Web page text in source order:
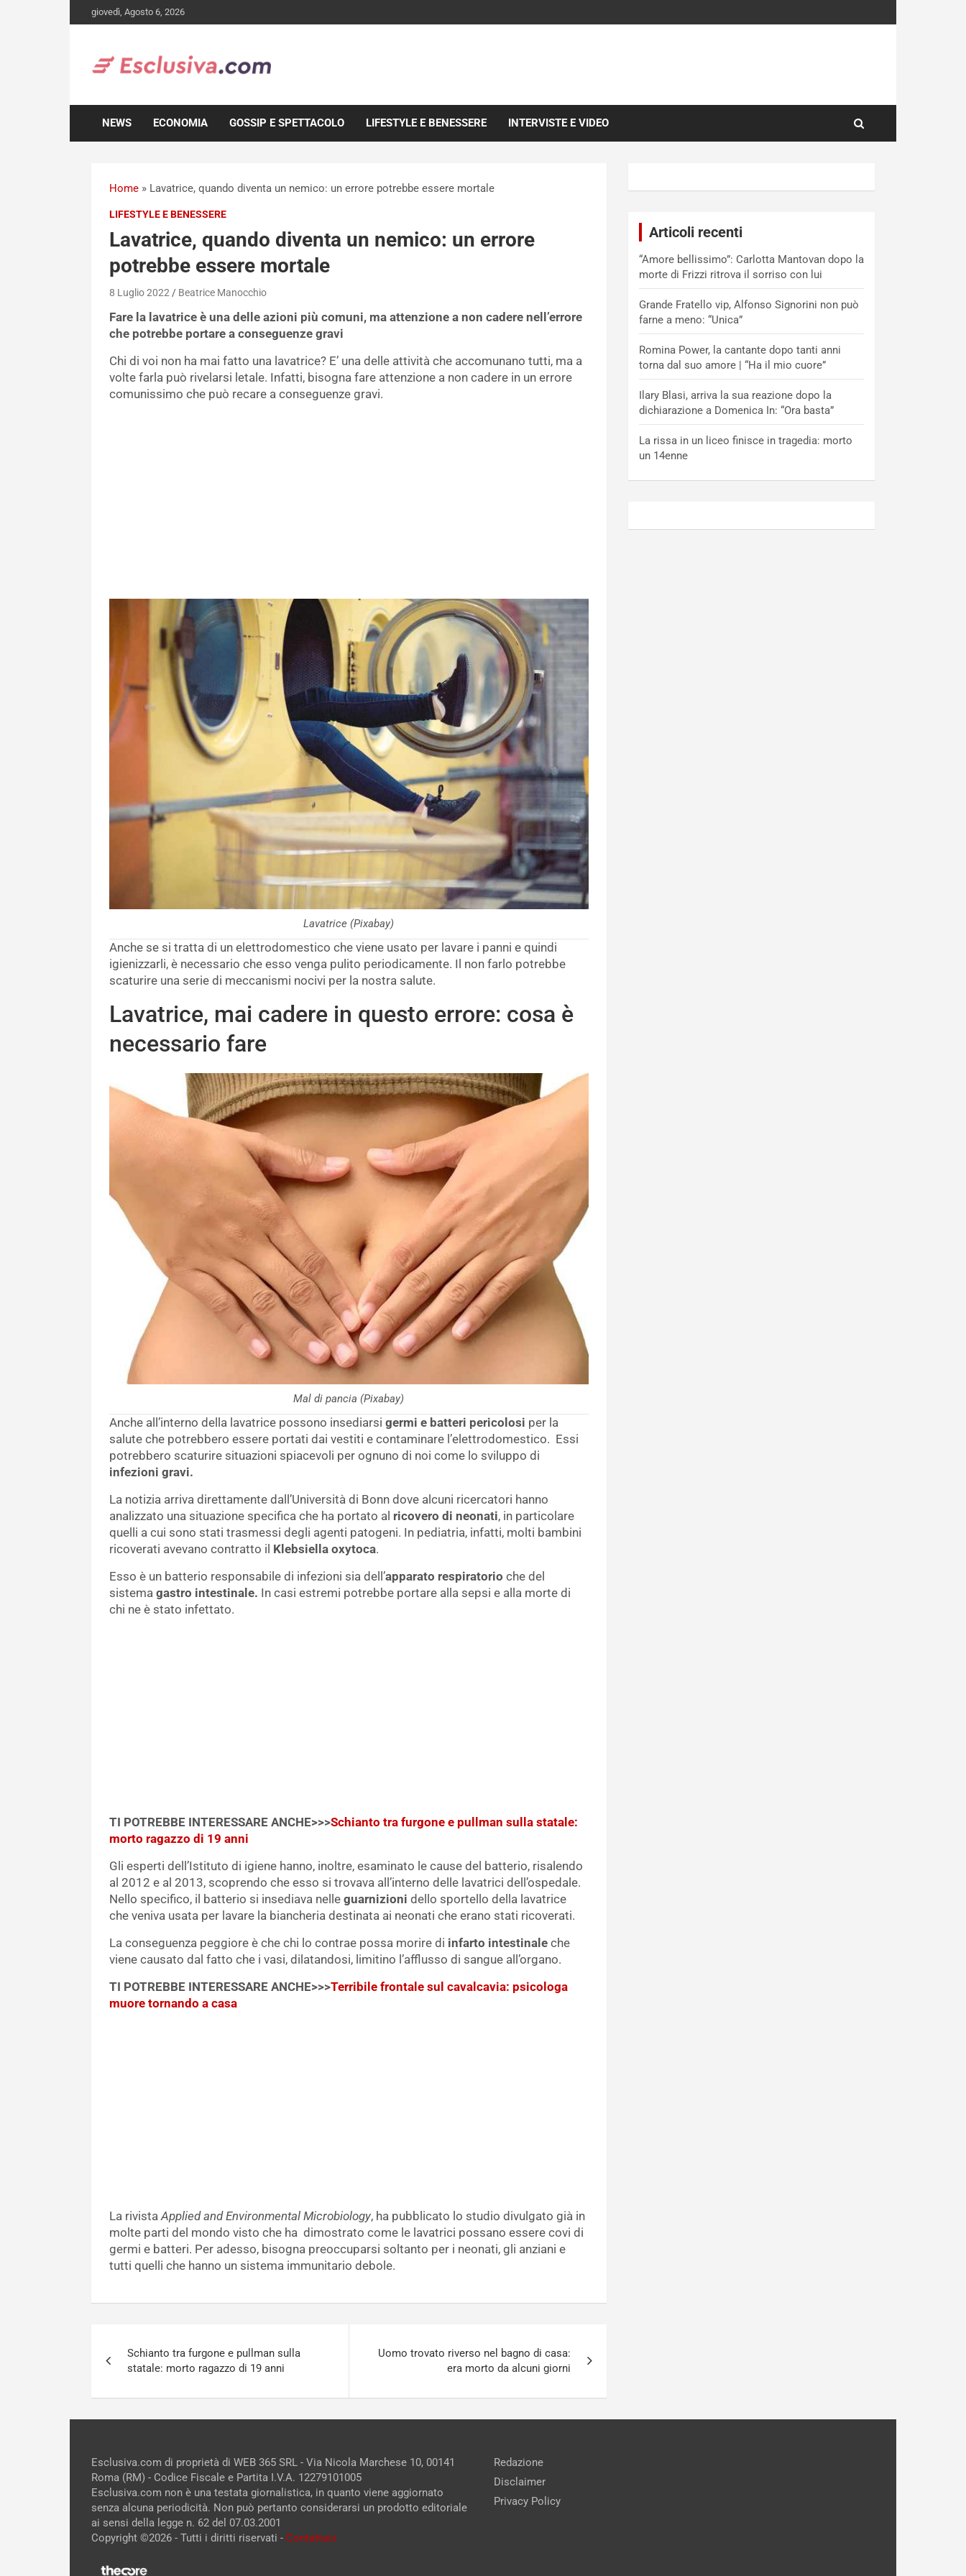
to
giovedì, Agosto 6, 2026
NEWS ECONOMIA GOSSIP E SPETTACOLO LIFESTYLE E BENESSERE INTERVISTE E VIDEO
Home » Lavatrice, quando diventa un nemico: un errore potrebbe essere mortale
LIFESTYLE E BENESSERE
Lavatrice, quando diventa un nemico: un errore
potrebbe essere mortale
8 Luglio 2022 Beatrice Manocchio
Fare la lavatrice è una delle azioni più comuni, ma attenzione a non cadere nell’errore
che potrebbe portare a conseguenze gravi
Chi di voi non ha mai fatto una lavatrice? E’ una delle attività che accomunano tutti, ma a
volte farla può rivelarsi letale. Infatti, bisogna fare attenzione a non cadere in un errore
comunissimo che può recare a conseguenze gravi.
Lavatrice (Pixabay)
Anche se si tratta di un elettrodomestico che viene usato per lavare i panni e quindi
igienizzarli, è necessario che esso venga pulito periodicamente. Il non farlo potrebbe
scaturire una serie di meccanismi nocivi per la nostra salute.
Lavatrice, mai cadere in questo errore: cosa è
necessario fare
Mal di pancia (Pixabay)
Anche all’interno della lavatrice possono insediarsi germi e batteri pericolosi per la
salute che potrebbero essere portati dai vestiti e contaminare l’elettrodomestico. Essi
potrebbero scaturire situazioni spiacevoli per ognuno di noi come lo sviluppo di
infezioni gravi.
La notizia arriva direttamente dall’Università di Bonn dove alcuni ricercatori hanno
analizzato una situazione specifica che ha portato al ricovero di neonati, in particolare
quelli a cui sono stati trasmessi degli agenti patogeni. In pediatria, infatti, molti bambini
ricoverati avevano contratto il Klebsiella oxytoca.
Esso è un batterio responsabile di infezioni sia dell’apparato respiratorio che del
sistema gastro intestinale. In casi estremi potrebbe portare alla sepsi e alla morte di
chi ne è stato infettato.
TI POTREBBE INTERESSARE ANCHE>>>Schianto tra furgone e pullman sulla statale:
morto ragazzo di 19 anni
Gli esperti dell’Istituto di igiene hanno, inoltre, esaminato le cause del batterio, risalendo
al 2012 e al 2013, scoprendo che esso si trovava all’interno delle lavatrici dell’ospedale.
Nello specifico, il batterio si insediava nelle guarnizioni dello sportello della lavatrice
che veniva usata per lavare la biancheria destinata ai neonati che erano stati ricoverati.
La conseguenza peggiore è che chi lo contrae possa morire di infarto intestinale che
viene causato dal fatto che i vasi, dilatandosi, limitino l’afflusso di sangue all’organo.
TI POTREBBE INTERESSARE ANCHE>>>Terribile frontale sul cavalcavia: psicologa
muore tornando a casa
La rivista Applied and Environmental Microbiology, ha pubblicato lo studio divulgato già in
molte parti del mondo visto che ha dimostrato come le lavatrici possano essere covi di
germi e batteri. Per adesso, bisogna preoccuparsi soltanto per i neonati, gli anziani e
tutti quelli che hanno un sistema immunitario debole.
articoli
Schianto tra furgone e pullman sulla
statale: morto ragazzo di 19 anni
Uomo trovato riverso nel bagno di casa:
era morto da alcuni giorni
Articoli recenti
“Amore bellissimo”: Carlotta Mantovan dopo la
morte di Frizzi ritrova il sorriso con lui
Grande Fratello vip, Alfonso Signorini non può
farne a meno: “Unica”
Romina Power, la cantante dopo tanti anni
torna dal suo amore | “Ha il mio cuore”
Ilary Blasi, arriva la sua reazione dopo la
dichiarazione a Domenica In: “Ora basta”
La rissa in un liceo finisce in tragedia: morto
un 14enne
Esclusiva.com di proprietà di WEB 365 SRL - Via Nicola Marchese 10, 00141
Roma (RM) - Codice Fiscale e Partita I.V.A. 12279101005
Esclusiva.com non è una testata giornalistica, in quanto viene aggiornato
senza alcuna periodicità. Non può pertanto considerarsi un prodotto editoriale
ai sensi della legge n. 62 del 07.03.2001
Copyright ©2026 - Tutti i diritti riservati - Contattaci
Redazione
Disclaimer
Privacy Policy